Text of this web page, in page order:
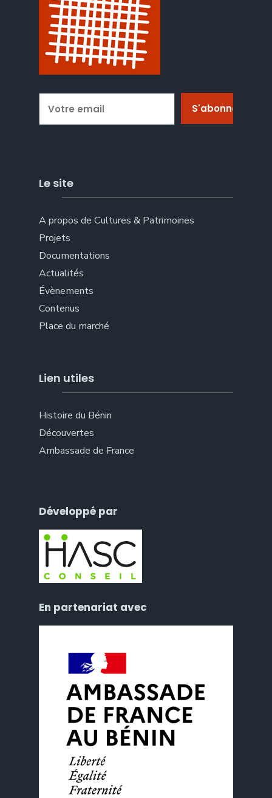
Le site
A propos de Cultures & Patrimoines
Projets
Documentations
Actualités
Évènements
Contenus
Place du marché
Lien utiles
Histoire du Bénin
Découvertes
Ambassade de France
Développé par
En partenariat avec